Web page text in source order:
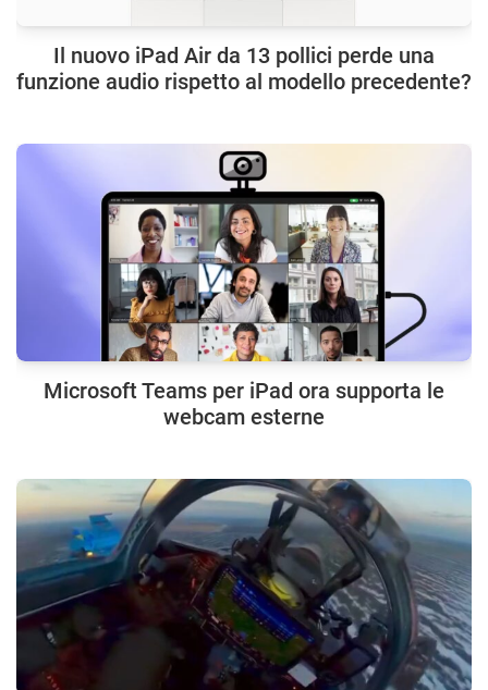
Il nuovo iPad Air da 13 pollici perde una
funzione audio rispetto al modello precedente?
Microsoft Teams per iPad ora supporta le
webcam esterne